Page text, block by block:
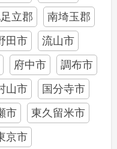
立郡
南埼玉郡
田市
流山市
府中市
調布市
山市
国分寺市
市
東久留米市
京市